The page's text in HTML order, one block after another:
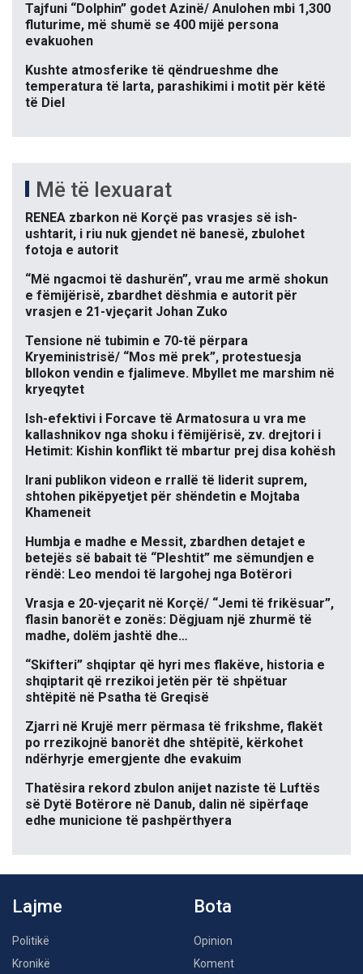
Tajfuni “Dolphin” godet Azinë/ Anulohen mbi 1,300
fluturime, më shumë se 400 mijë persona
evakuohen
Kushte atmosferike të qëndrueshme dhe
temperatura të larta, parashikimi i motit për këtë
të Diel
Më të lexuarat
RENEA zbarkon në Korçë pas vrasjes së ish-
ushtarit, i riu nuk gjendet në banesë, zbulohet
fotoja e autorit
“Më ngacmoi të dashurën”, vrau me armë shokun
e fëmijërisë, zbardhet dëshmia e autorit për
vrasjen e 21-vjeçarit Johan Zuko
Tensione në tubimin e 70-të përpara
Kryeministrisë/ “Mos më prek”, protestuesja
bllokon vendin e fjalimeve. Mbyllet me marshim në
kryeqytet
Ish-efektivi i Forcave të Armatosura u vra me
kallashnikov nga shoku i fëmijërisë, zv. drejtori i
Hetimit: Kishin konflikt të mbartur prej disa kohësh
Irani publikon videon e rrallë të liderit suprem,
shtohen pikëpyetjet për shëndetin e Mojtaba
Khameneit
Humbja e madhe e Messit, zbardhen detajet e
betejës së babait të “Pleshtit” me sëmundjen e
rëndë: Leo mendoi të largohej nga Botërori
Vrasja e 20-vjeçarit në Korçë/ “Jemi të frikësuar”,
flasin banorët e zonës: Dëgjuam një zhurmë të
madhe, dolëm jashtë dhe…
“Skifteri” shqiptar që hyri mes flakëve, historia e
shqiptarit që rrezikoi jetën për të shpëtuar
shtëpitë në Psatha të Greqisë
Zjarri në Krujë merr përmasa të frikshme, flakët
po rrezikojnë banorët dhe shtëpitë, kërkohet
ndërhyrje emergjente dhe evakuim
Thatësira rekord zbulon anijet naziste të Luftës
së Dytë Botërore në Danub, dalin në sipërfaqe
edhe municione të pashpërthyera
Lajme
Politikë
Kronikë
Bota
Opinion
Koment